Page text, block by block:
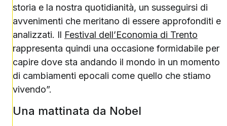
storia e la nostra quotidianità, un susseguirsi di
avvenimenti che meritano di essere approfonditi e
analizzati. Il Festival dell’Economia di Trento
rappresenta quindi una occasione formidabile per
capire dove sta andando il mondo in un momento
di cambiamenti epocali come quello che stiamo
vivendo”.
Una mattinata da Nobel